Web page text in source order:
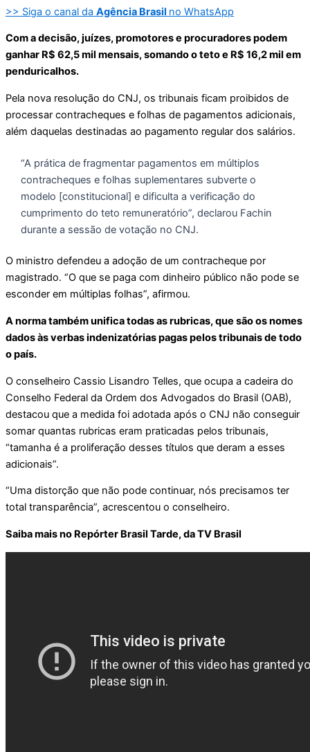
>> Siga o canal da Agência Brasil no WhatsApp
Com a decisão, juízes, promotores e procuradores podem
ganhar R$ 62,5 mil mensais, somando o teto e R$ 16,2 mil em
penduricalhos.
Pela nova resolução do CNJ, os tribunais ficam proibidos de
processar contracheques e folhas de pagamentos adicionais,
além daquelas destinadas ao pagamento regular dos salários.
“A prática de fragmentar pagamentos em múltiplos
contracheques e folhas suplementares subverte o
modelo [constitucional] e dificulta a verificação do
cumprimento do teto remuneratório”, declarou Fachin
durante a sessão de votação no CNJ.
O ministro defendeu a adoção de um contracheque por
magistrado. “O que se paga com dinheiro público não pode se
esconder em múltiplas folhas”, afirmou.
A norma também unifica todas as rubricas, que são os nomes
dados às verbas indenizatórias pagas pelos tribunais de todo
o país.
O conselheiro Cassio Lisandro Telles, que ocupa a cadeira do
Conselho Federal da Ordem dos Advogados do Brasil (OAB),
destacou que a medida foi adotada após o CNJ não conseguir
somar quantas rubricas eram praticadas pelos tribunais,
“tamanha é a proliferação desses títulos que deram a esses
adicionais”.
“Uma distorção que não pode continuar, nós precisamos ter
total transparência”, acrescentou o conselheiro.
Saiba mais no Repórter Brasil Tarde, da TV Brasil